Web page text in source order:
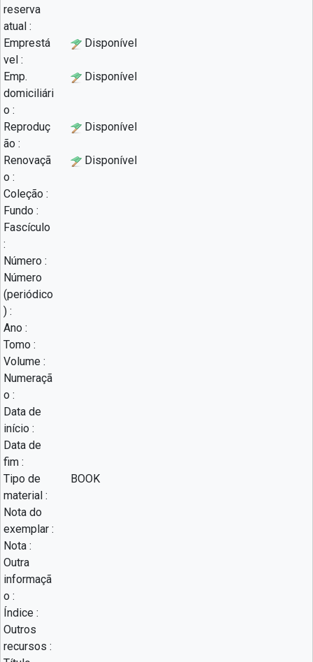
reserva
atual :
Emprestá
vel :
Disponível
Emp.
domiciliári
o :
Disponível
Reproduç
ão :
Disponível
Renovaçã
o :
Disponível
Coleção :
Fundo :
Fascículo
:
Número :
Número
(periódico
) :
Ano :
Tomo :
Volume :
Numeraçã
o :
Data de
início :
Data de
fim :
Tipo de
material :
BOOK
Nota do
exemplar :
Nota :
Outra
informaçã
o :
Índice :
Outros
recursos :